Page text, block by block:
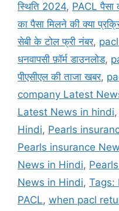
स्थिति 2024, PACL पैसा
का पैसा मिलने की क्या
सेबी के टोल फ्री नंबर,
धनवापसी फ़ॉर्म डाउनलोड,
पीएसीएल की ताजा खबर,
company Latest
Latest News in hindi,
Hindi, Pearls
Pearls insurance
News in Hindi,
News in Hindi, Tags:
PACL, when pacl